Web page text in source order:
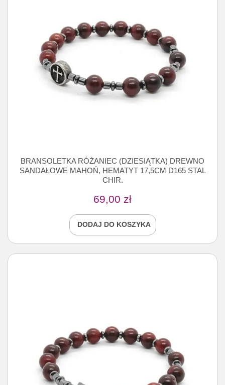
BRANSOLETKA RÓŻANIEC (DZIESIĄTKA) DREWNO
SANDAŁOWE MAHOŃ, HEMATYT 17,5CM D165 STAL
CHIR.
69,00 zł
DODAJ DO KOSZYKA